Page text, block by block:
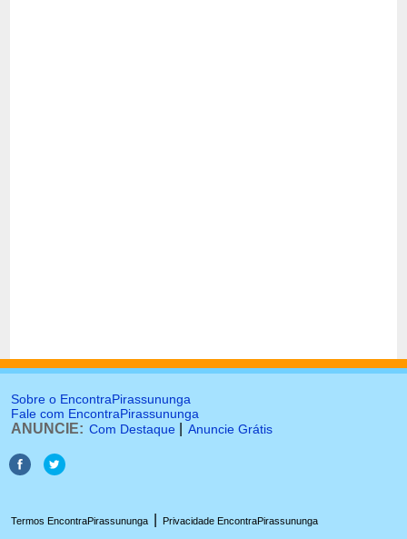
Sobre o EncontraPirassununga
Fale com EncontraPirassununga
ANUNCIE: Com Destaque Anuncie Grátis
Termos EncontraPirassununga Privacidade EncontraPirassununga